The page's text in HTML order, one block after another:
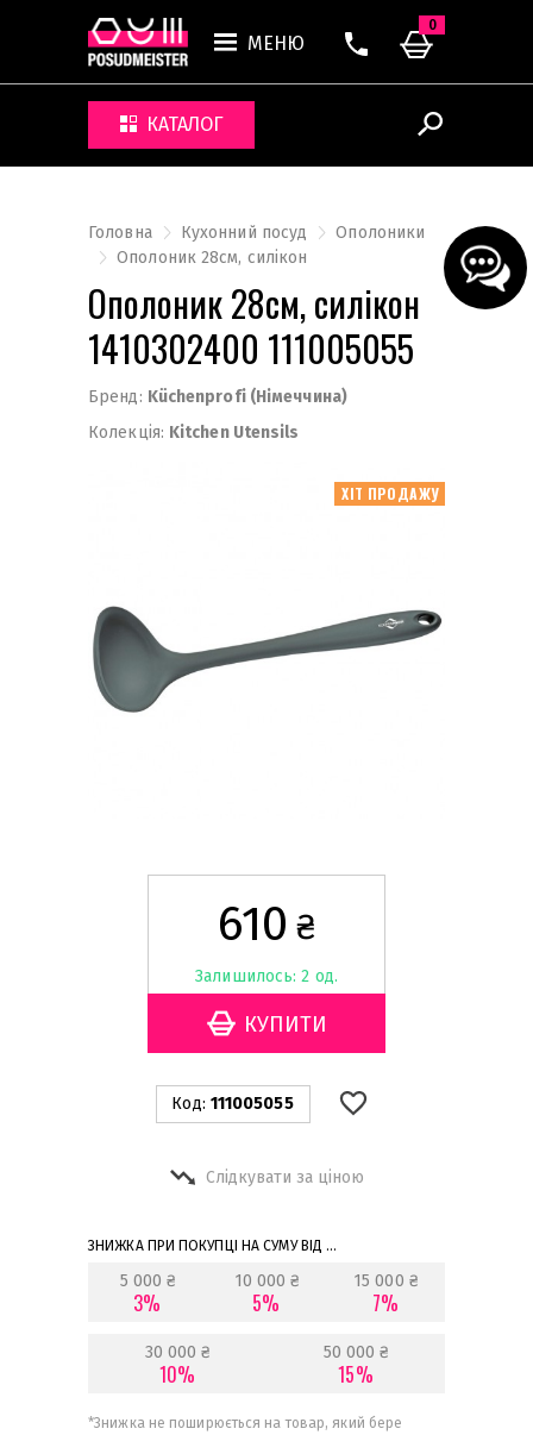
МЕНЮ
КАТАЛОГ
0
Головна Кухонний посуд
Ополоники
Ополоник 28cм, силікон
Ополоник 28cм, силікон
1410302400 111005055
Бренд: Küchenprofi (Німеччина)
Колекція: Kitchen Utensils
ХІТ ПРОДАЖУ
610 ₴
Залишилось: 2 од.
Код: 111005055
Слідкувати за ціною
ЗНИЖКА ПРИ ПОКУПЦІ НА СУМУ ВІД ...
5 000 ₴
3%
10 000 ₴
5%
15 000 ₴
7%
30 000 ₴
10%
50 000 ₴
15%
*Знижка не поширюється на товар, який бере